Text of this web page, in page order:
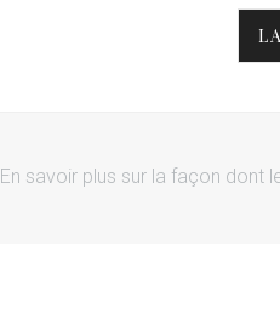
En savoir plus sur la façon dont